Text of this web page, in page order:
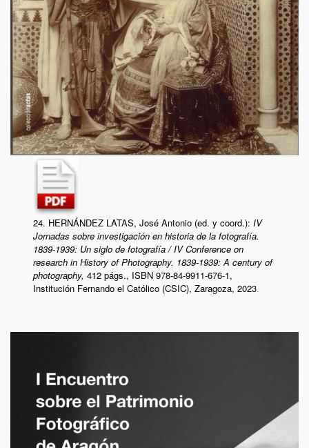
24. HERNÁNDEZ LATAS, José Antonio (ed. y coord.): IV
Jornadas sobre investigación en historia de la fotografía.
1839-1939: Un siglo de fotografía / IVConference on
research in History of Photography. 1839-1939: A century of
photography,412 págs., ISBN 978-84-9911-676-1,
Institución Fernando el Católico (CSIC), Zaragoza, 2023.